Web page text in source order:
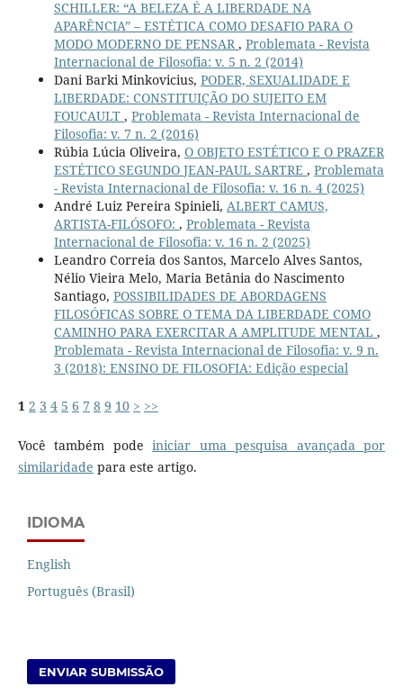
SCHILLER: “A BELEZA É A LIBERDADE NA
APARÊNCIA” – ESTÉTICA COMO DESAFIO PARA O
MODO MODERNO DE PENSAR , Problemata - Revista
Internacional de Filosofia: v. 5 n. 2 (2014)
Dani Barki Minkovicius, PODER, SEXUALIDADE E
LIBERDADE: CONSTITUIÇÃO DO SUJEITO EM
FOUCAULT , Problemata - Revista Internacional de
Filosofia: v. 7 n. 2 (2016)
Rúbia Lúcia Oliveira, O OBJETO ESTÉTICO E O PRAZER
ESTÉTICO SEGUNDO JEAN-PAUL SARTRE , Problemata
- Revista Internacional de Filosofia: v. 16 n. 4 (2025)
André Luiz Pereira Spinieli, ALBERT CAMUS,
ARTISTA-FILÓSOFO: , Problemata - Revista
Internacional de Filosofia: v. 16 n. 2 (2025)
Leandro Correia dos Santos, Marcelo Alves Santos,
Nélio Vieira Melo, Maria Betânia do Nascimento
Santiago, POSSIBILIDADES DE ABORDAGENS
FILOSÓFICAS SOBRE O TEMA DA LIBERDADE COMO
CAMINHO PARA EXERCITAR A AMPLITUDE MENTAL ,
Problemata - Revista Internacional de Filosofia: v. 9 n.
3 (2018): ENSINO DE FILOSOFIA: Edição especial
1 2 3 4 5 6 7 8 9 10 > >>
Você também podeiniciar uma pesquisa avançada por
similaridade para este artigo.
IDIOMA
English
Português (Brasil)
ENVIAR SUBMISSÃO